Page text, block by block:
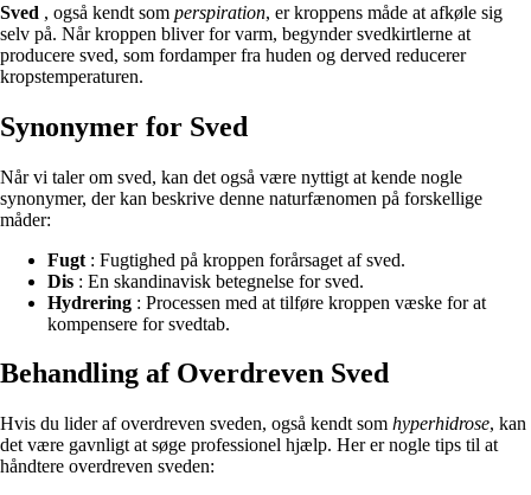
Sved , også kendt som perspiration, er kroppens måde at afkøle sig
selv på. Når kroppen bliver for varm, begynder svedkirtlerne at
producere sved, som fordamper fra huden og derved reducerer
kropstemperaturen.
Synonymer for Sved
Når vi taler om sved, kan det også være nyttigt at kende nogle
synonymer, der kan beskrive denne naturfænomen på forskellige
måder:
Fugt : Fugtighed på kroppen forårsaget af sved.
Dis : En skandinavisk betegnelse for sved.
Hydrering : Processen med at tilføre kroppen væske for at
kompensere for svedtab.
Behandling af Overdreven Sved
Hvis du lider af overdreven sveden, også kendt som hyperhidrose, kan
det være gavnligt at søge professionel hjælp. Her er nogle tips til at
håndtere overdreven sveden: